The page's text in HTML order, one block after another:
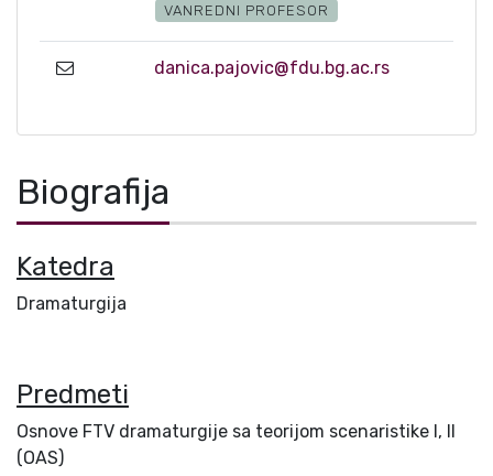
VANREDNI PROFESOR
danica.pajovic@fdu.bg.ac.rs
Biografija
Katedra
Dramaturgija
Predmeti
Osnove FTV dramaturgije sa teorijom scenaristike I, II
(OAS)